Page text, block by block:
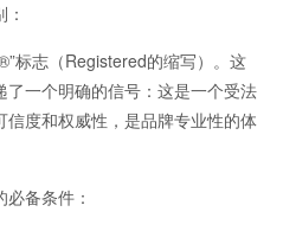
志（Registered的缩写）。这
一个明确的信号：这是一个受法
度和权威性，是品牌专业性的体
备条件：